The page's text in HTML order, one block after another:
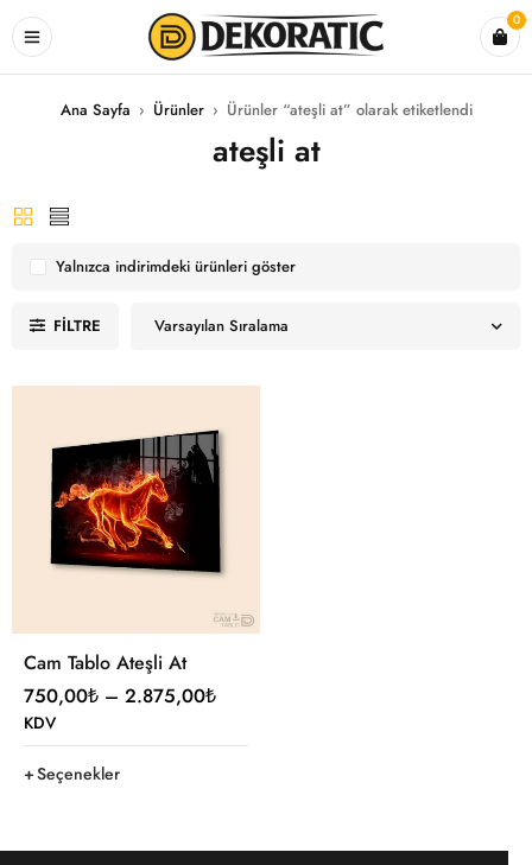
0
Ana Sayfa › Ürünler › Ürünler “ateşli at” olarak etiketlendi
ateşli at
FILTRE Varsayılan Sıralama
Yalnızca indirimdeki ürünleri göster
Cam Tablo Ateşli At
750,00₺ – 2.875,00₺
KDV
Seçenekler